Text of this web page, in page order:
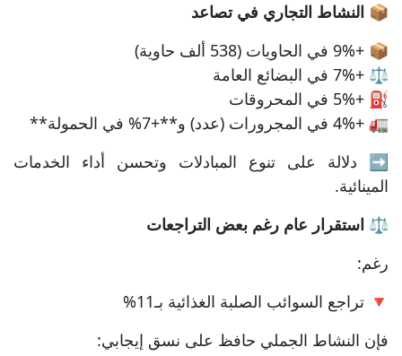
📦 النشاط التجاري في تصاعد
📦 +9% في الحاويات (538 ألف حاوية)
⚖️ +7% في البضائع العامة
⛽ +5% في المحروقات
🚛 +4% في المجرورات (عدد) و**+7% في الحمولة**
➡️ دلالة على تنوع المبادلات وتحسن أداء الخدمات
المينائية.
⚖️ استقرار عام رغم بعض التراجعات
رغم:
🔻 تراجع السوائب الصلبة الغذائية بـ11%
فإن النشاط الجملي حافظ على نسق إيجابي: